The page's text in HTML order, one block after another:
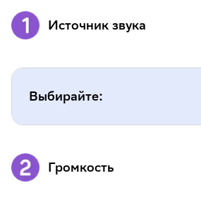
Источник звука
Выбирайте:
белого шума с таймером);
Громкость